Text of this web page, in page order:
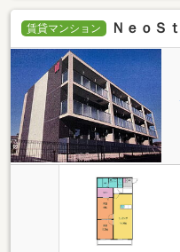
賃貸マンション ＮｅｏＳ